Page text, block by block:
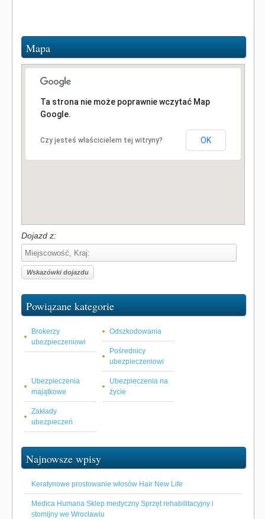
Mapa
Ta strona nie może poprawnie wczytać Map
Google.
Czy jesteś właścicielem tej witryny? OK
Dojazd z:
Powiązane kategorie
Brokerzy
ubezpieczeniowi
Odszkodowania
Pośrednicy
ubezpieczeniowi
Ubezpieczenia
majątkowe
Ubezpieczenia na
życie
Zakłady
ubezpieczeń
Najnowsze wpisy
Keratynowe prostowanie włosów Hair New Life
Medica Humana Sklep medyczny Sprzęt rehabilitacyjny i
stomijny we Wrocławiu